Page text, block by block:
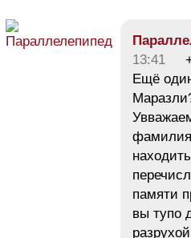
13:41
Ещё
фамилия
памяти
вы тупо